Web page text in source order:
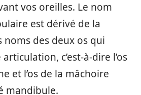
vos oreilles. Le nom
est dérivé de la
noms des deux os qui
c’est-à-dire l’os
et l’os de la mâchoire
mandibule.